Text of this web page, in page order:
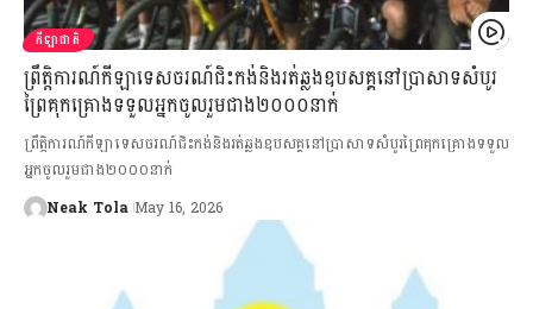
កីឡាជាតិ
ព្រឹត្តិការណ៍កីឡាទេសចរណ៍ជិះកង់និងរត់ឆ្លងឧបសគ្គនៅប្រាសាទសំបូរ
ព្រៃគុកគ្រោងទទួលអ្នកចូលរួមជាង២០០០នាក់
ព្រឹត្តិការណ៍កីឡាទេសចរណ៍ជិះកង់និងរត់ឆ្លងឧបសគ្គនៅប្រាសាទសំបូរព្រៃគុកគ្រោងទទួល
អ្នកចូលរួមជាង២០០០នាក់
Neak Tola May 16, 2026